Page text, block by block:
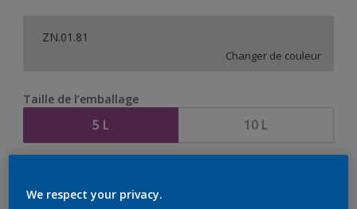
ZN.01.81
Changer de couleur
Taille de l’emballage
5 L 10 L
We respect your privacy.